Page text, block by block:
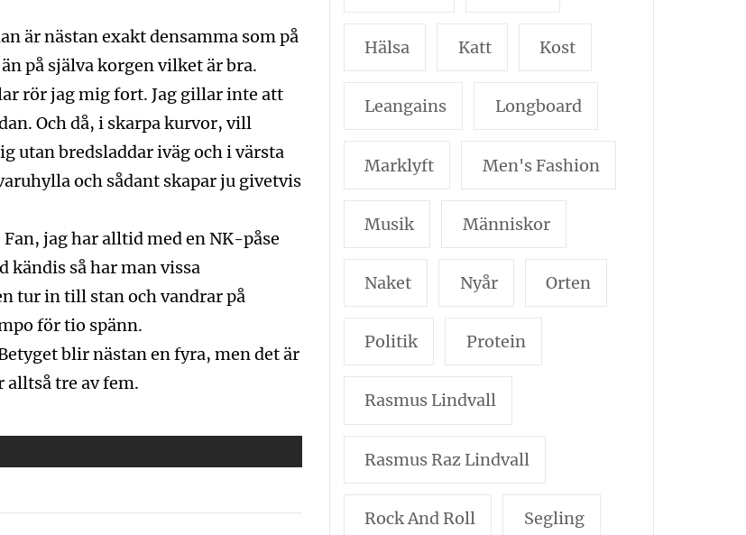
är nästan exakt densamma som på
på själva korgen vilket är bra.
rör jag mig fort. Jag gillar inte att
Och då, i skarpa kurvor, vill
utan bredsladdar iväg och i värsta
och sådant skapar ju givetvis
jag har alltid med en NK-påse
kändis så har man vissa
tur in till stan och vandrar på
för tio spänn.
blir nästan en fyra, men det är
alltså tre av fem.
Hälsa Katt Kost
Leangains Longboard
Marklyft Men's Fashion
Musik Människor
Naket Nyår Orten
Politik Protein
Rasmus Lindvall
Rasmus Raz Lindvall
Rock And Roll Segling